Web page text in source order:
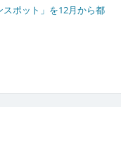
ポット」を12月から都